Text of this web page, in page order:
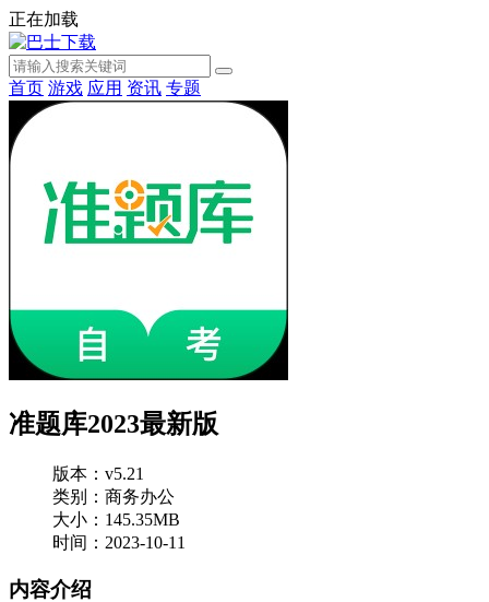
正在加载
首页 游戏 应用 资讯 专题
准题库2023最新版
版本：v5.21
类别：商务办公
大小：145.35MB
时间：2023-10-11
内容介绍